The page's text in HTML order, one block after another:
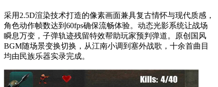
采用2.5D渲染技术打造的像素画面兼具复古情怀与现代质感，
角色动作帧数达到60fps确保流畅体验。动态光影系统让战场
瞬息万变，子弹轨迹残留特效帮助玩家预判弹道。原创国风
BGM随场景变换切换，从江南小调到塞外战歌，十余首曲目
均由民族乐器实录完成。